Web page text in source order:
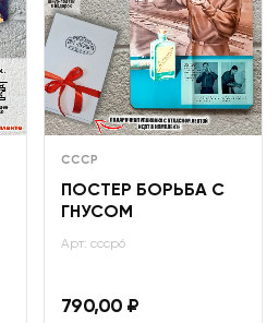
СССР
ПОСТЕР БОРЬБА С
ГНУСОМ
Арт: ссср6
790,00 ₽